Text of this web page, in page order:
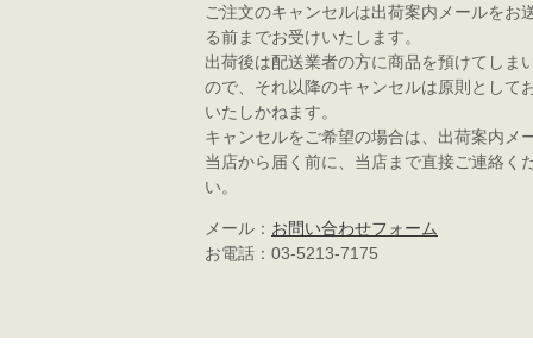
ご注文のキャンセルは出荷案内メールをお
る前までお受けいたします。
出荷後は配送業者の方に商品を預けてしま
ので、それ以降のキャンセルは原則として
いたしかねます。
キャンセルをご希望の場合は、出荷案内メ
当店から届く前に、当店まで直接ご連絡く
い。
メール： お問い合わせフォーム
お電話：03-5213-7175